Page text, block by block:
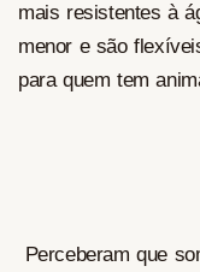
mais resistentes à
menor e são
para quem tem
Perceberam que